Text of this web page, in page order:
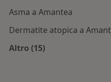
Asma a Amantea
Dermatite atopica a
Altro (15)